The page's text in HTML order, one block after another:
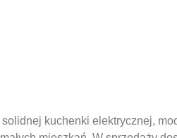
kuchenki elektrycznej,